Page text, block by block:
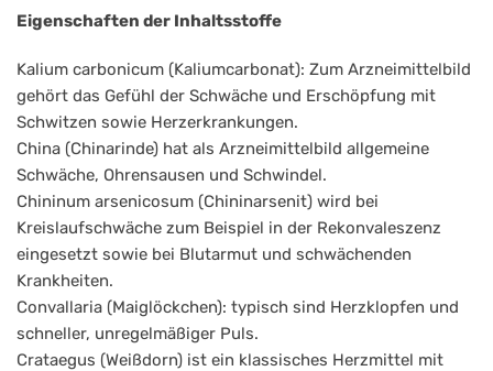
Eigenschaften der Inhaltsstoffe
Kalium carbonicum (Kaliumcarbonat): Zum Arzneimittelbild
gehört das Gefühl der Schwäche und Erschöpfung mit
Schwitzen sowie Herzerkrankungen.
China (Chinarinde) hat als Arzneimittelbild allgemeine
Schwäche, Ohrensausen und Schwindel.
Chininum arsenicosum (Chininarsenit) wird bei
Kreislaufschwäche zum Beispiel in der Rekonvaleszenz
eingesetzt sowie bei Blutarmut und schwächenden
Krankheiten.
Convallaria (Maiglöckchen): typisch sind Herzklopfen und
schneller, unregelmäßiger Puls.
Crataegus (Weißdorn) ist ein klassisches Herzmittel mit